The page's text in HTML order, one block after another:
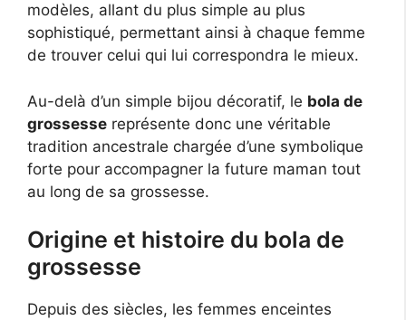
modèles, allant du plus simple au plus
sophistiqué, permettant ainsi à chaque femme
de trouver celui qui lui correspondra le mieux.
Au-delà d’un simple bijou décoratif, le bola de
grossesse représente donc une véritable
tradition ancestrale chargée d’une symbolique
forte pour accompagner la future maman tout
au long de sa grossesse.
Origine et histoire du bola de
grossesse
Depuis des siècles, les femmes enceintes